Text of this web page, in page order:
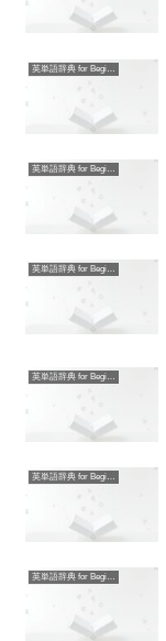
英単語辞典 for Beginners
英単語辞典 for Beginners
英単語辞典 for Beginners
英単語辞典 for Beginners
英単語辞典 for Beginners
英単語辞典 for Beginners